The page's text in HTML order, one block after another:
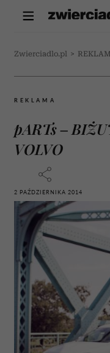
Zwierciadlo.pl >
REKLAMA
pARTs –
VOLVO
2 PAŹDZIERNIKA 2014